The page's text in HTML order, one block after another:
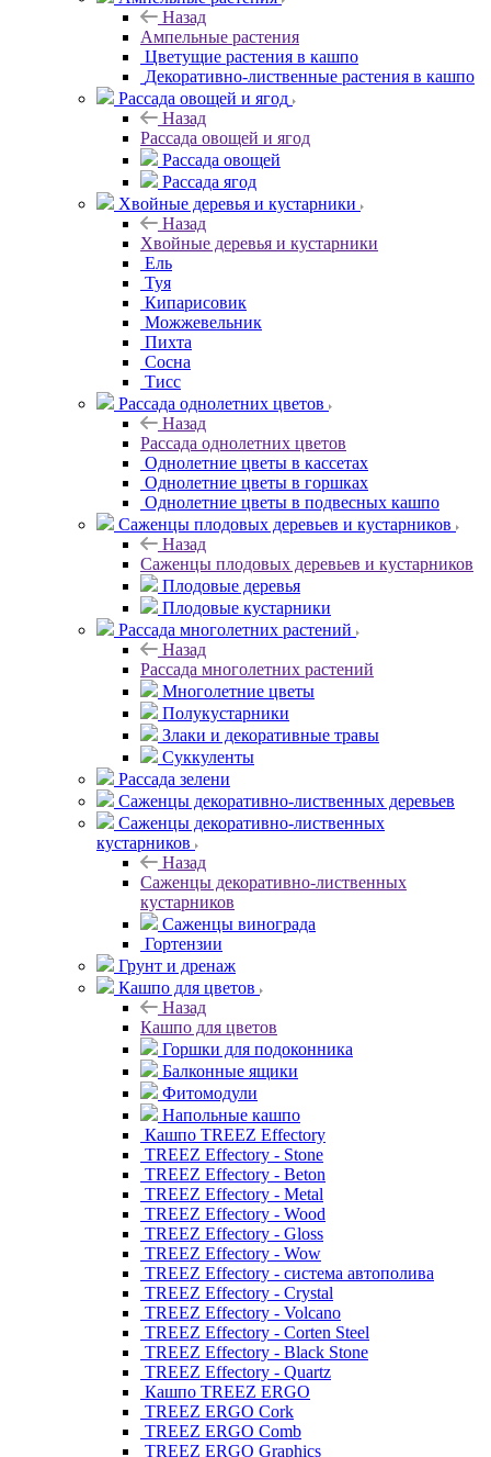
Назад
Ампельные растения
Цветущие растения в кашпо
Декоративно-лиственные растения в кашпо
Рассада овощей и ягод
Назад
Рассада овощей и ягод
Рассада овощей
Рассада ягод
Хвойные деревья и кустарники
Назад
Хвойные деревья и кустарники
Ель
Туя
Кипарисовик
Можжевельник
Пихта
Сосна
Тисc
Рассада однолетних цветов
Назад
Рассада однолетних цветов
Однолетние цветы в кассетах
Однолетние цветы в горшках
Однолетние цветы в подвесных кашпо
Саженцы плодовых деревьев и кустарников
Назад
Саженцы плодовых деревьев и кустарников
Плодовые деревья
Плодовые кустарники
Рассада многолетних растений
Назад
Рассада многолетних растений
Многолетние цветы
Полукустарники
Злаки и декоративные травы
Суккуленты
Рассада зелени
Саженцы декоративно-лиственных деревьев
Саженцы декоративно-лиственных
кустарников
Назад
Саженцы декоративно-лиственных
кустарников
Саженцы винограда
Гортензии
Грунт и дренаж
Кашпо для цветов
Назад
Кашпо для цветов
Горшки для подоконника
Балконные ящики
Фитомодули
Напольные кашпо
Кашпо TREEZ Effectory
TREEZ Effectory - Stone
TREEZ Effectory - Beton
TREEZ Effectory - Metal
TREEZ Effectory - Wood
TREEZ Effectory - Gloss
TREEZ Effectory - Wow
TREEZ Effectory - система автополива
TREEZ Effectory - Crystal
TREEZ Effectory - Volcano
TREEZ Effectory - Corten Steel
TREEZ Effectory - Black Stone
TREEZ Effectory - Quartz
Кашпо TREEZ ERGO
TREEZ ERGO Cork
TREEZ ERGO Comb
TREEZ ERGO Graphics